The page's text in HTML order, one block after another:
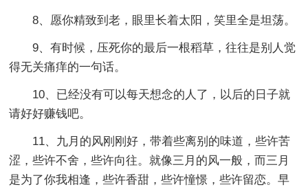
8、愿你精致到老，眼里长着太阳，笑里全是坦荡。
9、有时候，压死你的最后一根稻草，往往是别人觉
得无关痛痒的一句话。
10、已经没有可以每天想念的人了，以后的日子就
请好好赚钱吧。
11、九月的风刚刚好，带着些离别的味道，些许苦
涩，些许不舍，些许向往。就像三月的风一般，而三月
是为了你我相逢，些许香甜，些许憧憬，些许留恋。早